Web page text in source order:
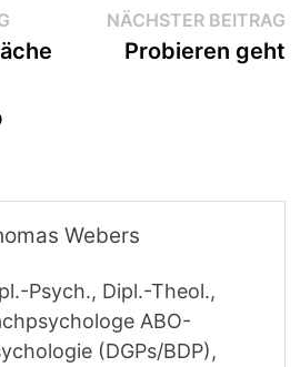
Vorheriger
Beitrag:
NÄCHSTER BEITRAG
Probieren geht
Webers
Psych., Dipl.-Theol.,
ABO-
(DGPs/BDP),